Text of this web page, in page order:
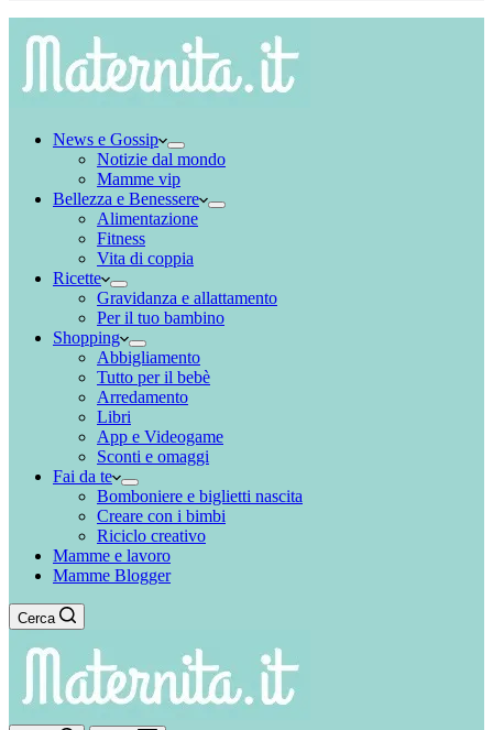
News e Gossip
Notizie dal mondo
Mamme vip
Bellezza e Benessere
Alimentazione
Fitness
Vita di coppia
Ricette
Gravidanza e allattamento
Per il tuo bambino
Shopping
Abbigliamento
Tutto per il bebè
Arredamento
Libri
App e Videogame
Sconti e omaggi
Fai da te
Bomboniere e biglietti nascita
Creare con i bimbi
Riciclo creativo
Mamme e lavoro
Mamme Blogger
Cerca